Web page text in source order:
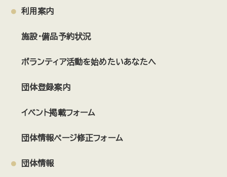
利用案内
施設・備品予約状況
ボランティア活動を始めたいあなたへ
団体登録案内
イベント掲載フォーム
団体情報ページ修正フォーム
団体情報